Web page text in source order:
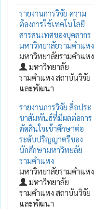
รายงานการวิจัย ความ
ต้องการใช้เทคโนโลยี
สารสนเทศของบุคลากร
มหาวิทยาลัยรามคำแหง
มหาวิทยาลัยรามคำแหง
มหาวิทยาลัย
รามคำแหง สถาบันวิจัย
และพัฒนา
รายงานการวิจัย สื่อประ
ขาสัมพันธ์ที่มีผลต่อการ
ตัดสินใจเข้าศึกษาต่อ
ระดับปริญญาตรีของ
นักศึกษามหาวิทยลัย
รามคำแหง
มหาวิทยาลัยรามคำแหง
มหาวิทยาลัย
รามคำแหง สถาบันวิจัย
และพัฒนา